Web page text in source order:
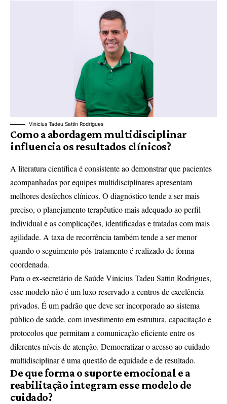
Vinicius Tadeu Sattin Rodrigues
Como a abordagem multidisciplinar
influencia os resultados clínicos?
A literatura científica é consistente ao demonstrar que pacientes
acompanhadas por equipes multidisciplinares apresentam
melhores desfechos clínicos. O diagnóstico tende a ser mais
preciso, o planejamento terapêutico mais adequado ao perfil
individual e as complicações, identificadas e tratadas com mais
agilidade. A taxa de recorrência também tende a ser menor
quando o seguimento pós-tratamento é realizado de forma
coordenada.
Para o ex-secretário de Saúde Vinicius Tadeu Sattin Rodrigues,
esse modelo não é um luxo reservado a centros de excelência
privados. É um padrão que deve ser incorporado ao sistema
público de saúde, com investimento em estrutura, capacitação e
protocolos que permitam a comunicação eficiente entre os
diferentes níveis de atenção. Democratizar o acesso ao cuidado
multidisciplinar é uma questão de equidade e de resultado.
De que forma o suporte emocional e a
reabilitação integram esse modelo de
cuidado?